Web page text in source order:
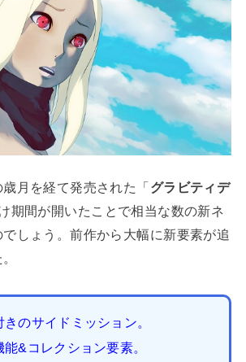
月を経て発売された「グラビティデ
期間が開いたことで相当な数の新ネ
しょう。前作から大幅に新要素が追
きのサイドミッション。
能&コレクション要素。